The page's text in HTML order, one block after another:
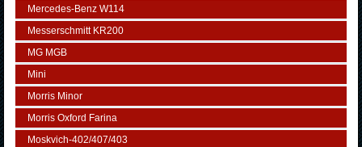
Mercedes-Benz W114
Messerschmitt KR200
MG MGB
Mini
Morris Minor
Morris Oxford Farina
Moskvich-402/407/403